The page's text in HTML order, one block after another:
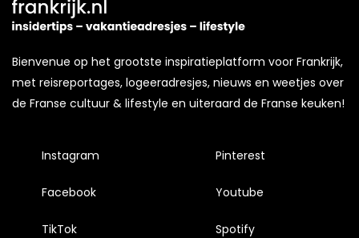
Bienvenue op het grootste inspiratieplatform voor Frankrijk,
met reisreportages, logeeradresjes, nieuws en weetjes over
de Franse cultuur & lifestyle en uiteraard de Franse keuken!
Instagram
Facebook
TikTok
Pinterest
Youtube
Spotify